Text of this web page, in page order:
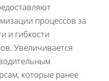
процессов за
и гибкости
Увеличивается
которые ранее